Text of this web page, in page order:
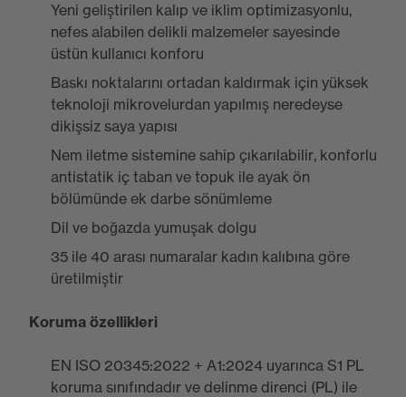
Yeni geliştirilen kalıp ve iklim optimizasyonlu,
nefes alabilen delikli malzemeler sayesinde
üstün kullanıcı konforu
Baskı noktalarını ortadan kaldırmak için yüksek
teknoloji mikrovelurdan yapılmış neredeyse
dikişsiz saya yapısı
Nem iletme sistemine sahip çıkarılabilir, konforlu
antistatik iç taban ve topuk ile ayak ön
bölümünde ek darbe sönümleme
Dil ve boğazda yumuşak dolgu
35 ile 40 arası numaralar kadın kalıbına göre
üretilmiştir
Koruma özellikleri
EN ISO 20345:2022 + A1:2024 uyarınca S1 PL
koruma sınıfındadır ve delinme direnci (PL) ile